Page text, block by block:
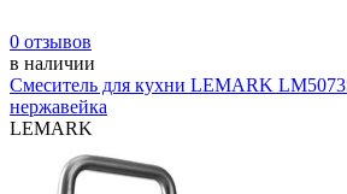
0 отзывов
в наличии
Смеситель для кухни LEMARK
нержавейка
LEMARK